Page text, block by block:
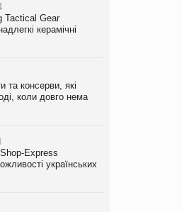
Tactical Gear
керамічні
та консерви, які
коли довго нема
Express
українських